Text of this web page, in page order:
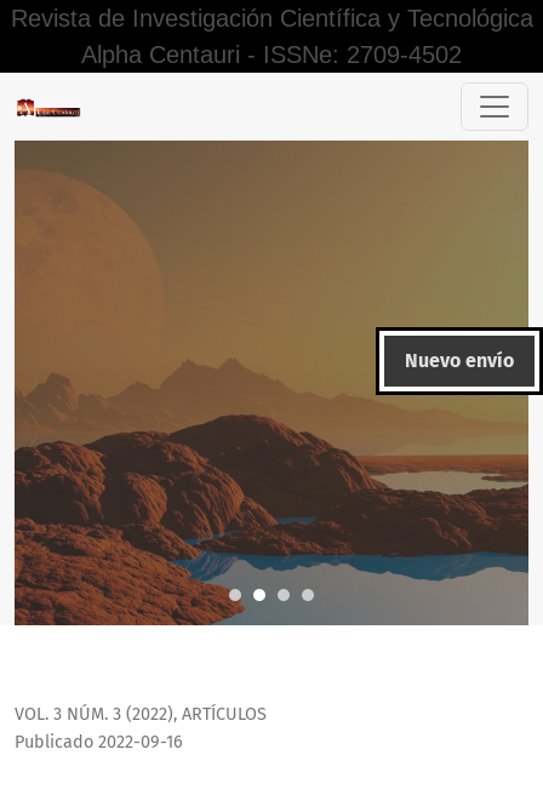
Revista de Investigación Científica y Tecnológica
Alpha Centauri - ISSNe: 2709-4502
Herramientas tecnológicas y competencia indaga en la
Nuevo envío
VOL. 3 NÚM. 3 (2022), ARTÍCULOS
Publicado 2022-09-16